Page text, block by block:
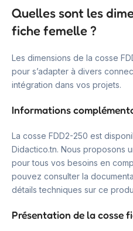
Quelles sont les
fiche femelle ?
Les dimensions de la cosse
pour s’adapter à divers
intégration dans vos projets.
Informations
La cosse FDD2-250 est
Didactico.tn. Nous proposons
pour tous vos besoins en
pouvez consulter la
détails techniques sur ce
Présentation de la cosse